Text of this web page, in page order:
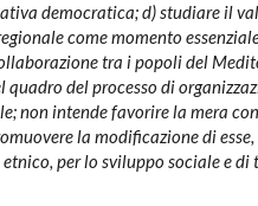
democratica; d) studiare il
come momento
tra i popoli del
quadro del processo di
non intende favorire la mera
la modificazione di
per lo sviluppo sociale e